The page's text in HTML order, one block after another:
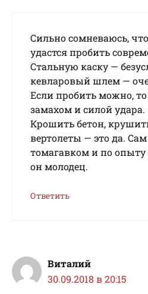
Сильно сомневаюсь,
удастся пробить
Стальную каску —
кевларовый шлем —
Если пробить можно,
замахом и силой удара.
Крошить бетон,
вертолеты — это да.
томагавком и по
он молодец.
Ответить
Виталий
30.09.2018 в 20:15